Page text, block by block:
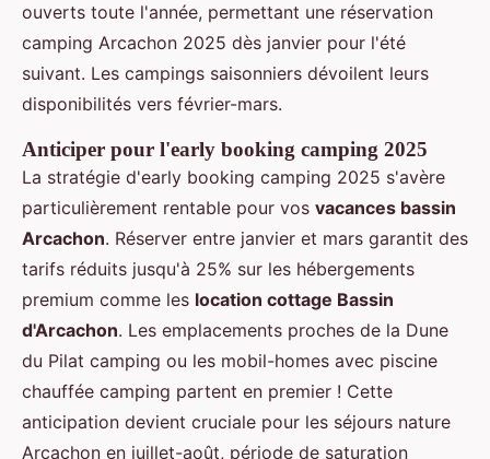
ouverts toute l'année, permettant une réservation
camping Arcachon 2025 dès janvier pour l'été
suivant. Les campings saisonniers dévoilent leurs
disponibilités vers février-mars.
Anticiper pour l'early booking camping 2025
La stratégie d'early booking camping 2025 s'avère
particulièrement rentable pour vos vacances bassin
Arcachon. Réserver entre janvier et mars garantit des
tarifs réduits jusqu'à 25% sur les hébergements
premium comme les location cottage Bassin
d'Arcachon. Les emplacements proches de la Dune
du Pilat camping ou les mobil-homes avec piscine
chauffée camping partent en premier ! Cette
anticipation devient cruciale pour les séjours nature
Arcachon en juillet-août, période de saturation